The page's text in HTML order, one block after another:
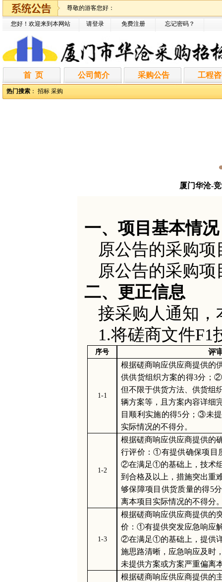
尊敬的游客您好：
您好！欢迎来到本网站 请登录 免费注册 忘记密码？
首 页 公司简介 采购公告 工程
热门搜索 ： 招标 采购
厦门华沧-
一、项目基本情况
原公告的采购项
原公告的采购项
二、更正信息
接采购人通知
1.将磋商文件F1
序号 评
1-1
根据磋商响应供应商提供的
供供货组织方案的得3分； ②
但不限于供货方法、供货组
辆方案等，且方案内容详细
目顺利实施的得5分； ③未提
实际情况的不得分。
1-2
根据磋商响应供应商提供的
行评价：①有提供确保项目
②在满足①的基础上，技术
到合格及以上，措施突出重
够保障项目供货质量的得5
离本项目实际情况的不得分
1-3
根据磋商响应供应商提供的
价： ①有提供突发应急响应
②在满足①的基础上，提供
施思路清晰，应急响应及时
未提供方案或方案严重偏离
根据磋商响应供应商提供的